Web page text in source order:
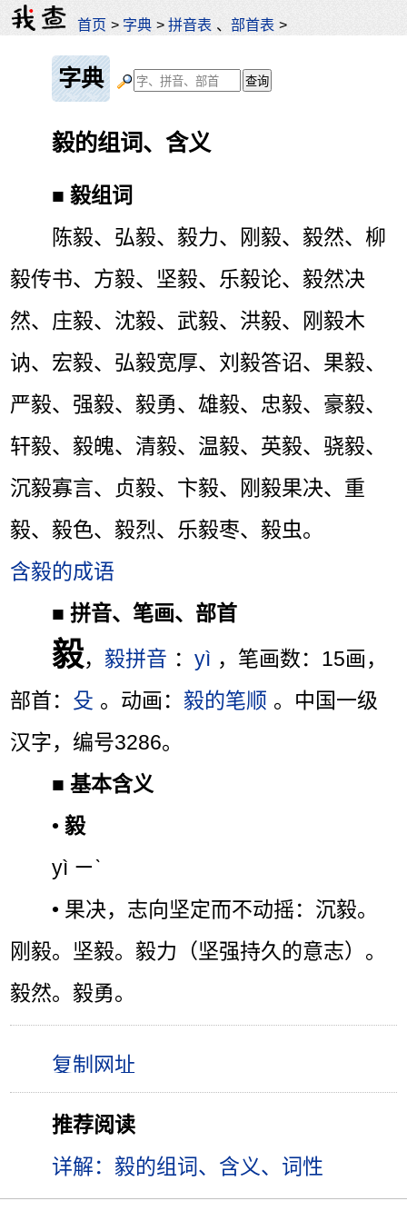
首页 > 字典 >拼音表 、部首表 >
字典
毅的组词、含义
■毅组词
陈毅、弘毅、毅力、刚毅、毅然、柳
毅传书、方毅、坚毅、乐毅论、毅然决
然、庄毅、沈毅、武毅、洪毅、刚毅木
讷、宏毅、弘毅宽厚、刘毅答诏、果毅、
严毅、强毅、毅勇、雄毅、忠毅、豪毅、
轩毅、毅魄、清毅、温毅、英毅、骁毅、
沉毅寡言、贞毅、卞毅、刚毅果决、重
毅、毅色、毅烈、乐毅枣、毅虫。
含毅的成语
■拼音、笔画、部首
毅， 毅拼音 ：yì ，笔画数：15画，
部首： 殳 。动画： 毅的笔顺 。中国一级
汉字，编号3286。
■基本含义
•毅
yì ㄧˋ
• 果决，志向坚定而不动摇：沉毅。
刚毅。坚毅。毅力（坚强持久的意志）。
毅然。毅勇。
推荐阅读
详解：毅的组词、含义、词性